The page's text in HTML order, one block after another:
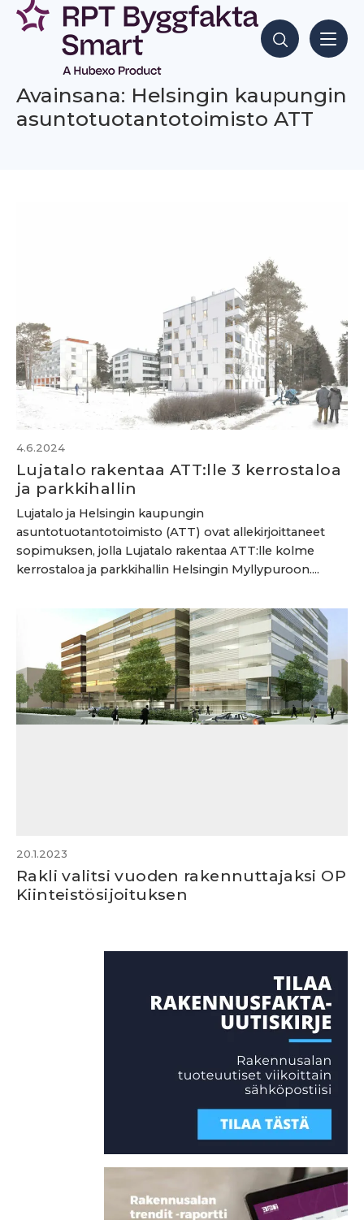
Siirry
sisältöön
Hae sisältöjä
Avainsana: Helsingin kaupungin
asuntotuotantotoimisto ATT
4.6.2024
Lujatalo rakentaa ATT:lle 3 kerrostaloa
ja parkkihallin
Lujatalo ja Helsingin kaupungin
asuntotuotantotoimisto (ATT) ovat allekirjoittaneet
sopimuksen, jolla Lujatalo rakentaa ATT:lle kolme
kerrostaloa ja parkkihallin Helsingin Myllypuroon....
20.1.2023
Rakli valitsi vuoden rakennuttajaksi OP
Kiinteistösijoituksen